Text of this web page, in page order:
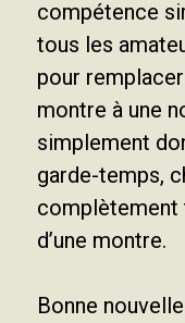
compétence
tous les
pour
montre à une
simplement
garde-temps,
complètement
d’une montre.
Bonne